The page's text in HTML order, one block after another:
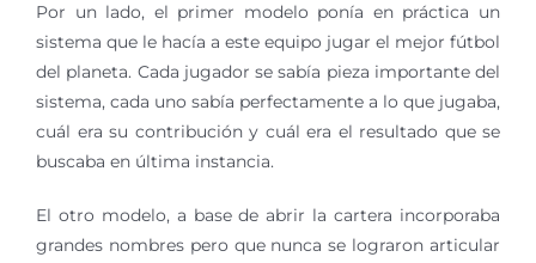
Por un lado, el primer modelo ponía en práctica un
sistema que le hacía a este equipo jugar el mejor fútbol
del planeta. Cada jugador se sabía pieza importante del
sistema, cada uno sabía perfectamente a lo que jugaba,
cuál era su contribución y cuál era el resultado que se
buscaba en última instancia.
El otro modelo, a base de abrir la cartera incorporaba
grandes nombres pero que nunca se lograron articular